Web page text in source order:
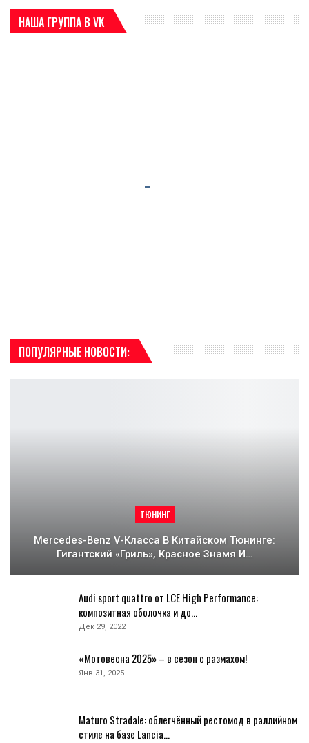
НАША ГРУППА В VK
ПОПУЛЯРНЫЕ НОВОСТИ:
ТЮНИНГ
Mercedes-Benz V-Класса В Китайском Тюнинге:
Гигантский «гриль», Красное Знамя И…
Audi sport quattro от LCE High Performance:
композитная оболочка и до…
Дек 29, 2022
«Мотовесна 2025» – в сезон с размахом!
Янв 31, 2025
Maturo Stradale: облегчённый рестомод в раллийном
стиле на базе Lancia…